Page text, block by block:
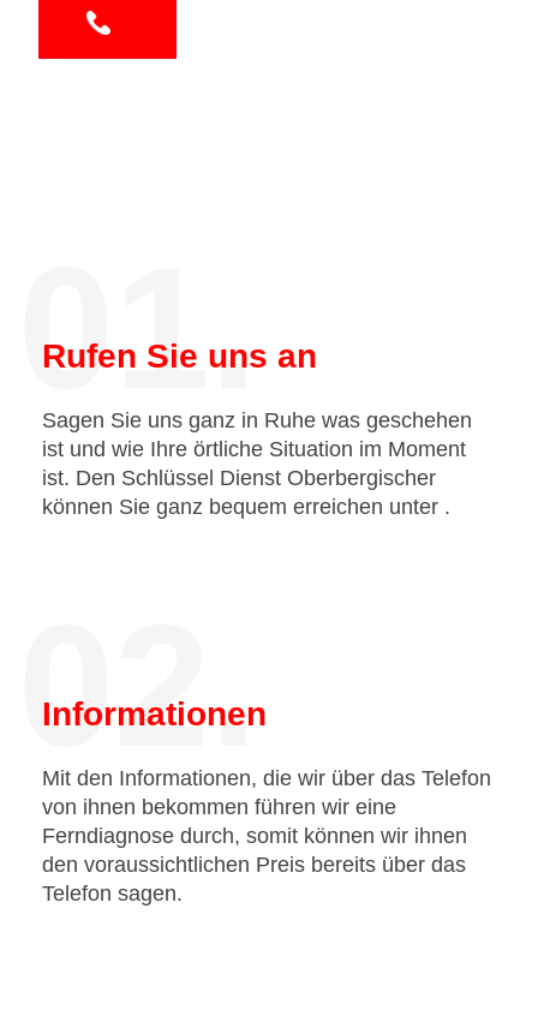
01.
Rufen Sie uns an
Sagen Sie uns ganz in Ruhe was geschehen
ist und wie Ihre örtliche Situation im Moment
ist. Den Schlüssel Dienst Oberbergischer
können Sie ganz bequem erreichen unter .
02.
Informationen
Mit den Informationen, die wir über das Telefon
von ihnen bekommen führen wir eine
Ferndiagnose durch, somit können wir ihnen
den voraussichtlichen Preis bereits über das
Telefon sagen.